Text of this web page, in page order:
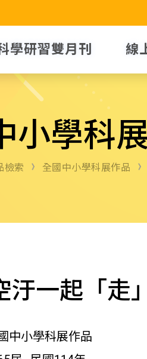
學研習雙月刊 線
小學科
檢索 全國中小學科展作品
汙一起「走」
中小學科展作品